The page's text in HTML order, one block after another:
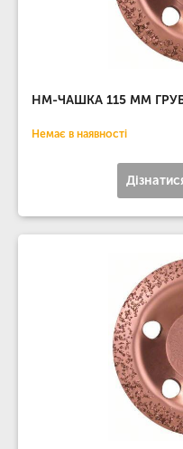
НМ-ЧАШКА 115 ММ
Немає в наявності